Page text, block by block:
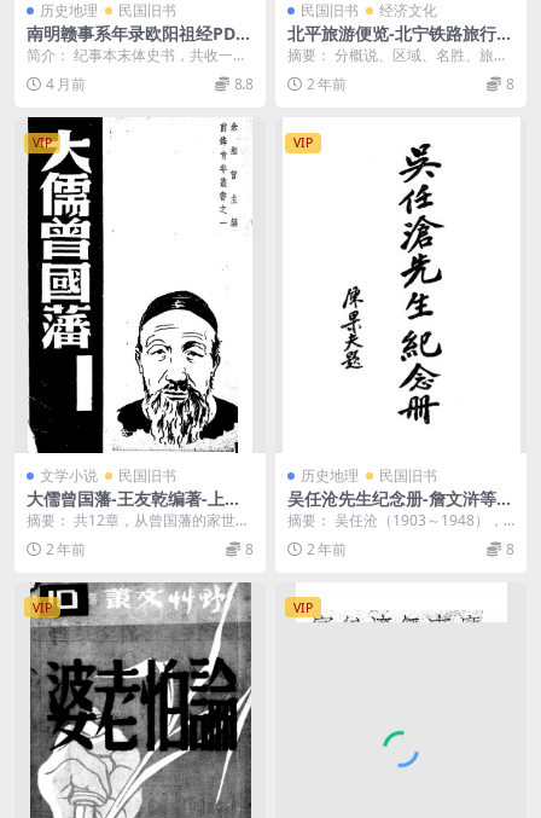
历史地理 民国旧书
南明赣事系年录欧阳祖经PDF
下载
简介： 纪事本末体史书，共收一百
件事。记崇祯十七年（1644）至永
历十五年（16...
4 月前 8.8
民国旧书 经济文化
北平旅游便览-北宁铁路旅行指
南丛刋
摘要： 分概说、区域、名胜、旅
店、饭庄、交通、商肆、剧社与游
戏场、浴堂、医院、机...
2 年前 8
VIP
文学小说 民国旧书
大儒曾国藩-王友乾编著-上海
前锋社
摘要： 共12章，从曾国藩的家世、
少年生活、所受教育、仕路经历、
戎马生涯等方面论...
2 年前 8
VIP
历史地理 民国旧书
吴任沧先生纪念册-詹文浒等
著-中美日报印刷所
摘要： 吴任沧（1903～1948），
曾在国民党中央组织部任职、继任
安徽省党部执...
2 年前 8
VIP VIP